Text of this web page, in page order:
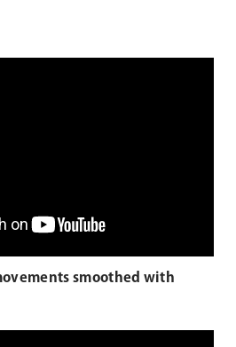
smoothed with